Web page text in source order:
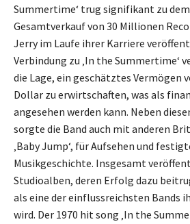
Summertime‘ trug signifikant zu
Gesamtverkauf von 30 Millionen
Jerry im Laufe ihrer Karriere
Verbindung zu ‚In the Summertime‘
die Lage, ein geschätztes Vermögen
Dollar zu erwirtschaften, was als
angesehen werden kann. Neben
sorgte die Band auch mit anderen
‚Baby Jump‘, für Aufsehen und
Musikgeschichte. Insgesamt
Studioalben, deren Erfolg dazu
als eine der einflussreichsten Bands
wird. Der 1970 hit song ‚In the